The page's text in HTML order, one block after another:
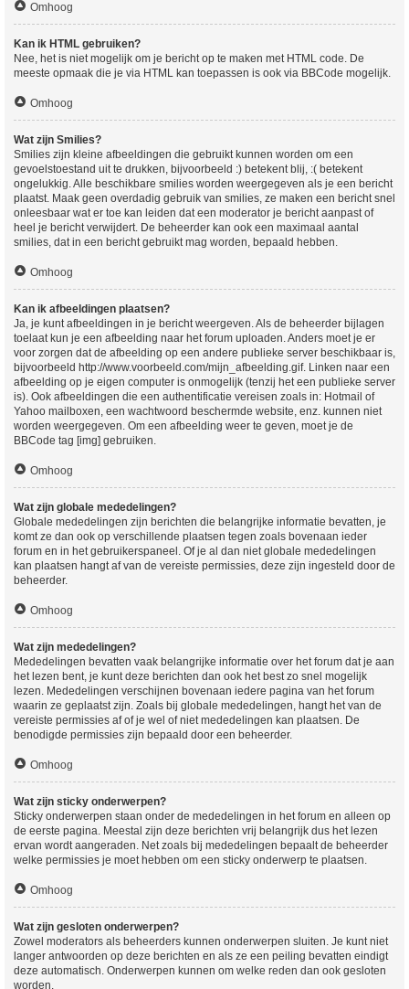
Omhoog
Kan ik HTML gebruiken?
Nee, het is niet mogelijk om je bericht op te maken met HTML code. De
meeste opmaak die je via HTML kan toepassen is ook via BBCode mogelijk.
Omhoog
Wat zijn Smilies?
Smilies zijn kleine afbeeldingen die gebruikt kunnen worden om een
gevoelstoestand uit te drukken, bijvoorbeeld :) betekent blij, :( betekent
ongelukkig. Alle beschikbare smilies worden weergegeven als je een bericht
plaatst. Maak geen overdadig gebruik van smilies, ze maken een bericht snel
onleesbaar wat er toe kan leiden dat een moderator je bericht aanpast of
heel je bericht verwijdert. De beheerder kan ook een maximaal aantal
smilies, dat in een bericht gebruikt mag worden, bepaald hebben.
Omhoog
Kan ik afbeeldingen plaatsen?
Ja, je kunt afbeeldingen in je bericht weergeven. Als de beheerder bijlagen
toelaat kun je een afbeelding naar het forum uploaden. Anders moet je er
voor zorgen dat de afbeelding op een andere publieke server beschikbaar is,
bijvoorbeeld http://www.voorbeeld.com/mijn_afbeelding.gif. Linken naar een
afbeelding op je eigen computer is onmogelijk (tenzij het een publieke server
is). Ook afbeeldingen die een authentificatie vereisen zoals in: Hotmail of
Yahoo mailboxen, een wachtwoord beschermde website, enz. kunnen niet
worden weergegeven. Om een afbeelding weer te geven, moet je de
BBCode tag [img] gebruiken.
Omhoog
Wat zijn globale mededelingen?
Globale mededelingen zijn berichten die belangrijke informatie bevatten, je
komt ze dan ook op verschillende plaatsen tegen zoals bovenaan ieder
forum en in het gebruikerspaneel. Of je al dan niet globale mededelingen
kan plaatsen hangt af van de vereiste permissies, deze zijn ingesteld door de
beheerder.
Omhoog
Wat zijn mededelingen?
Mededelingen bevatten vaak belangrijke informatie over het forum dat je aan
het lezen bent, je kunt deze berichten dan ook het best zo snel mogelijk
lezen. Mededelingen verschijnen bovenaan iedere pagina van het forum
waarin ze geplaatst zijn. Zoals bij globale mededelingen, hangt het van de
vereiste permissies af of je wel of niet mededelingen kan plaatsen. De
benodigde permissies zijn bepaald door een beheerder.
Omhoog
Wat zijn sticky onderwerpen?
Sticky onderwerpen staan onder de mededelingen in het forum en alleen op
de eerste pagina. Meestal zijn deze berichten vrij belangrijk dus het lezen
ervan wordt aangeraden. Net zoals bij mededelingen bepaalt de beheerder
welke permissies je moet hebben om een sticky onderwerp te plaatsen.
Omhoog
Wat zijn gesloten onderwerpen?
Zowel moderators als beheerders kunnen onderwerpen sluiten. Je kunt niet
langer antwoorden op deze berichten en als ze een peiling bevatten eindigt
deze automatisch. Onderwerpen kunnen om welke reden dan ook gesloten
worden.